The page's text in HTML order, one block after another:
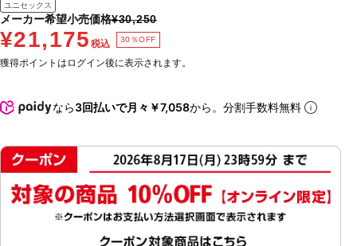
ユニセックス
メーカー希望小売価格¥30,250
¥21,175 税込 30％OFF
獲得ポイントはログイン後に表示されます。
なら3回払いで月々￥7,058から。分割手数料無料